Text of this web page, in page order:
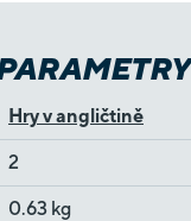
Hry v angličtině
2
0.63 kg